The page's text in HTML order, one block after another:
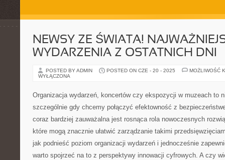
NEWSY ZE ŚWIATA!
WYDARZENIA Z OSTATNICH DNI
POSTED BY ADMIN POSTED ON CZE - 20 - 2025
MOŻLIWOŚĆ
WYŁĄCZONA
Organizacja wydarzeń, koncertów czy ekspozycji w muzeach to
szczególnie gdy chcemy połączyć efektowność z
coraz bardziej zauważalna jest rosnąca rola nowoczesnych
które mogą znacznie ułatwić zarządzanie takimi
jak podnieść poziom organizacji wydarzeń i jednocześnie
warto spojrzeć na to z perspektywy innowacji cyfrowych. A czy